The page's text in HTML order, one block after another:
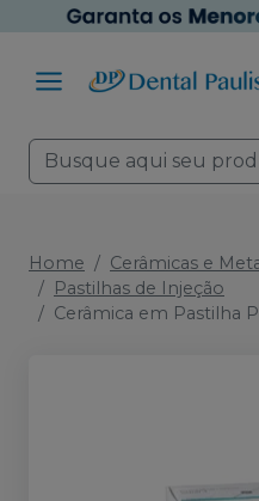
Home
Cerâmicas e
Pastilhas de Injeção
Cerâmica em Pastilha